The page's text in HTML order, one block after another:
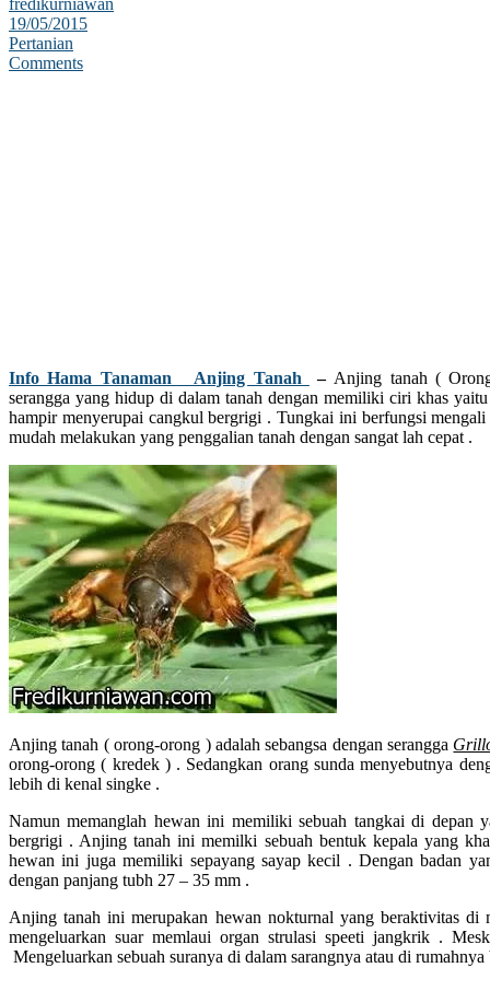
19/05/2015
Pertanian
Comments
Info Hama Tanaman Anjing Tanah – Anjing tanah (
serangga yang hidup di dalam tanah dengan memiliki ciri khas
hampir menyerupai cangkul bergrigi . Tungkai ini berfungsi mengali
mudah melakukan yang penggalian tanah dengan sangat lah cepat .
Anjing tanah ( orong-orong ) adalah sebangsa dengan serangga
orong-orong ( kredek ) . Sedangkan orang sunda menyebutnya
lebih di kenal singke .
Namun memanglah hewan ini memiliki sebuah tangkai di depan
bergrigi . Anjing tanah ini memilki sebuah bentuk kepala yang
hewan ini juga memiliki sepayang sayap kecil . Dengan badan
dengan panjang tubh 27 – 35 mm .
Anjing tanah ini merupakan hewan nokturnal yang beraktivitas
mengeluarkan suar memlaui organ strulasi speeti jangkrik .
Mengeluarkan sebuah suranya di dalam sarangnya atau di